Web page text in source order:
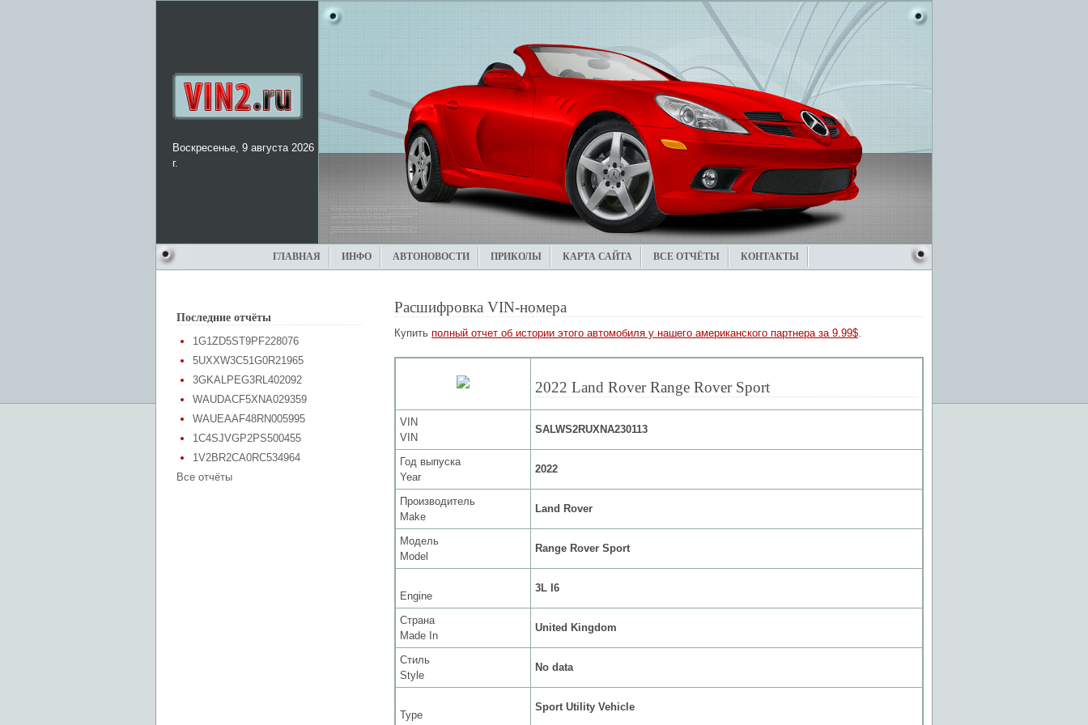
Воскресенье, 9 августа 2026
г.
ГЛАВНАЯ ИНФО АВТОНОВОСТИ ПРИКОЛЫ КАРТА САЙТА ВСЕ ОТЧЁТЫ КОНТАКТЫ
Последние отчёты
1G1ZD5ST9PF228076
5UXXW3C51G0R21965
3GKALPEG3RL402092
WAUDACF5XNA029359
WAUEAAF48RN005995
1C4SJVGP2PS500455
1V2BR2CA0RC534964
Все отчёты
Расшифровка VIN-номера
Купить полный отчет об истории этого автомобиля у нашего американского партнера за 9.99$.
2022 Land Rover Range Rover Sport
VIN
VIN
SALWS2RUXNA230113
Год выпуска
Year
2022
Производитель
Make
Land Rover
Модель
Model
Range Rover Sport
Engine
3L I6
Страна
Made In
United Kingdom
Стиль
Style
No data
Type
Sport Utility Vehicle